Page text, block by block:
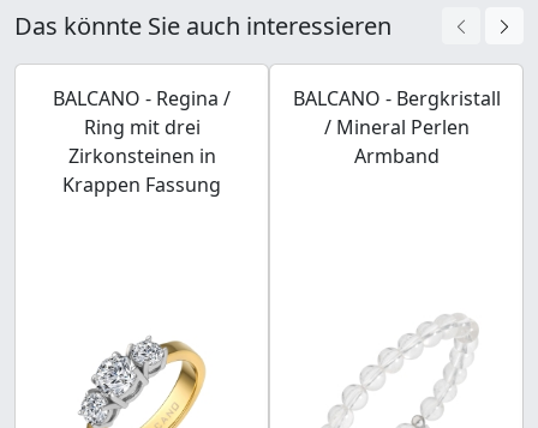
Das könnte Sie auch interessieren
BALCANO - Regina /
Ring mit drei
Zirkonsteinen in
Krappen Fassung
BALCANO - Bergkristall
/ Mineral Perlen
Armband